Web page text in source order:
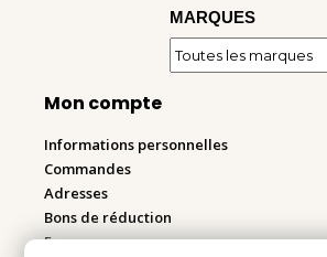
MARQUES
Mon compte
Informations personnelles
Commandes
Adresses
Bons de réduction
Espace pro